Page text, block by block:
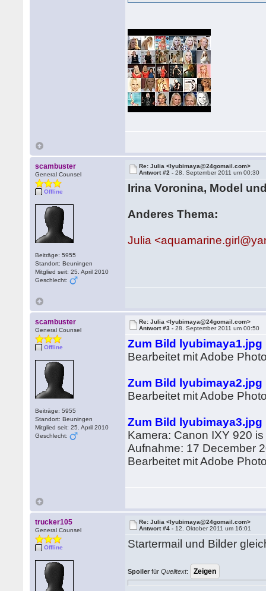
scambuster
General Counsel
Offline
Beiträge: 5955
Standort: Beuningen
Mitglied seit: 25. April 2010
Geschlecht:
Re: Julia <lyubimaya@24gomail.com>
Antwort #2 -28. September 2011 um 00:30
Irina Voronina, Model
Anderes Thema:
Julia
scambuster
General Counsel
Offline
Beiträge: 5955
Standort: Beuningen
Mitglied seit: 25. April 2010
Geschlecht:
Re: Julia <lyubimaya@24gomail.com>
Antwort #3 -28. September 2011 um 00:50
Zum Bild lyubimaya1.jpg
Bearbeitet mit Adobe
Zum Bild lyubimaya2.jpg
Bearbeitet mit Adobe
Zum Bild lyubimaya3.jpg
Kamera: Canon IXY 920 is
Aufnahme: 17 December
Bearbeitet mit Adobe
trucker105
General Counsel
Offline
Re: Julia <lyubimaya@24gomail.com>
Antwort #4 - 12. Oktober 2011 um 16:01
Startermail und Bilder
Spoiler fürQuelltext: